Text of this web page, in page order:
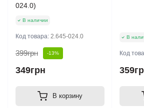
024.0)
В наличии
Код товара: 2.645-024.0
399грн -13%
349грн
В корзину
В
Код